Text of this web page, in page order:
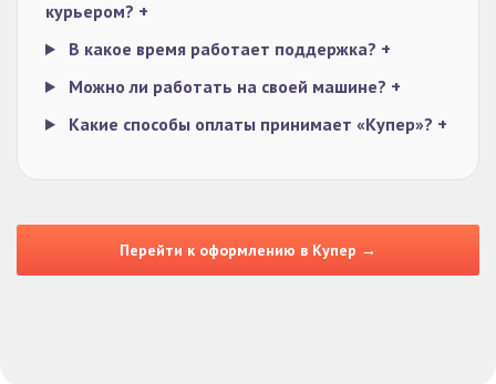
курьером? +
В какое время работает поддержка? +
Можно ли работать на своей машине? +
Какие способы оплаты принимает «Купер»? +
Перейти к оформлению в Купер →